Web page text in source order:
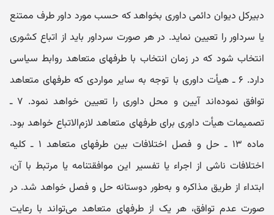
دبیرکل دیوان دائمی داوری بخواهد که حسب مورد داور طرف ممتنع
یا سرداور را تعیین نماید. در هر صورت سرداور باید از اتباع کشوری
انتخاب شود که در زمان انتخاب با طرفهای متعاهد روابط سیاسی
دارد. ۶ ـ هیأت داوری با توجه به سایر مواردی که طرفهای متعاهد
توافق نموده‌اند آیین و محل داوری را تعیین خواهد نمود. ۷ ـ
تصمیمات هیأت داوری برای طرفهای متعاهد لازم‌الاتباع خواهد بود.
ماده ۱۳ ـ حل و فصل اختلافات بین طرفهای متعاهد ۱ ـ کلیه
اختلافات ناشی از اجراء یا تفسیر این موافقتنامه یا مرتبط با آن،
ابتداء از طریق مذاکره و به‌طور دوستانه حل و فصل خواهد شد. در
صورت عدم توافق، هر یک از طرفهای متعاهد می‌تواند با رعایت